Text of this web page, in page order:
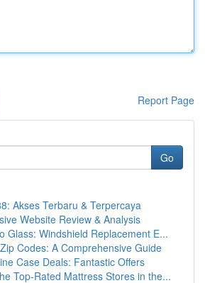
Report Page
Go
Akses Terbaru & Terpercaya
Website Review & Analysis
Glass: Windshield Replacement E...
Codes: A Comprehensive Guide
Case Deals: Fantastic Offers
Top-Rated Mattress Stores in the...